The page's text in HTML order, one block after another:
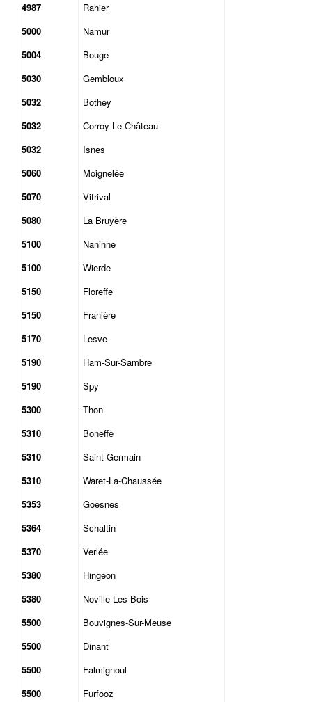
4987
Rahier
5000
Namur
5004
Bouge
5030
Gembloux
5032
Bothey
5032
Corroy-Le-Château
5032
Isnes
5060
Moignelée
5070
Vitrival
5080
La Bruyère
5100
Naninne
5100
Wierde
5150
Floreffe
5150
Franière
5170
Lesve
5190
Ham-Sur-Sambre
5190
Spy
5300
Thon
5310
Boneffe
5310
Saint-Germain
5310
Waret-La-Chaussée
5353
Goesnes
5364
Schaltin
5370
Verlée
5380
Hingeon
5380
Noville-Les-Bois
5500
Bouvignes-Sur-Meuse
5500
Dinant
5500
Falmignoul
5500
Furfooz